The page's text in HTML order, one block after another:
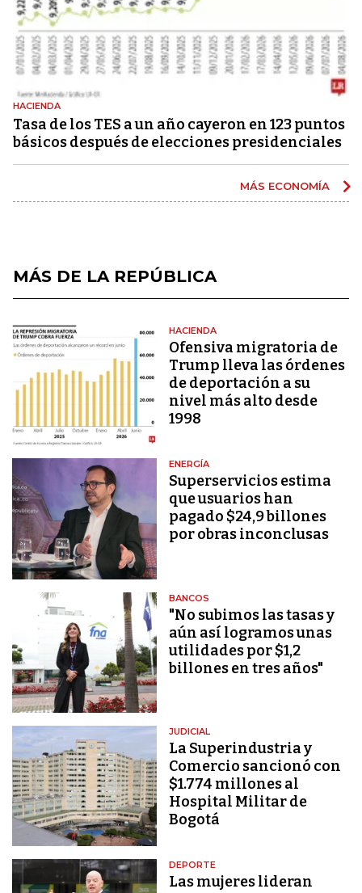
HACIENDA
Tasa de los TES a un año cayeron en 123 puntos
básicos después de elecciones presidenciales
MÁS ECONOMÍA
MÁS DE LA REPÚBLICA
HACIENDA
Ofensiva migratoria de
Trump lleva las órdenes
de deportación a su
nivel más alto desde
1998
ENERGÍA
Superservicios estima
que usuarios han
pagado $24,9 billones
por obras inconclusas
BANCOS
"No subimos las tasas y
aún así logramos unas
utilidades por $1,2
billones en tres años"
JUDICIAL
La Superindustria y
Comercio sancionó con
$1.774 millones al
Hospital Militar de
Bogotá
DEPORTE
Las mujeres lideran